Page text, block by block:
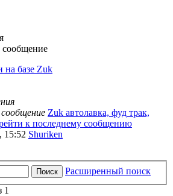
сообщение
на базе Zuk
Zuk автолавка, фуд трак,
к последнему сообщению
15:52 Shuriken
Поиск
Расширенный поиск
1